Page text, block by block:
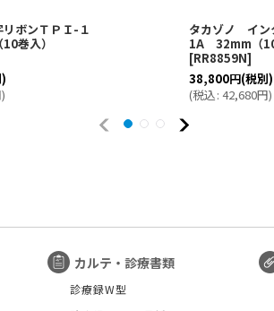
ボンＴＰＩ-１
巻入）
)
タカゾノ イン
1A 32mm（10
[RR8859N]
38,800円(税別)
(税込: 42,680円)
カルテ・診療書類
診療録W型